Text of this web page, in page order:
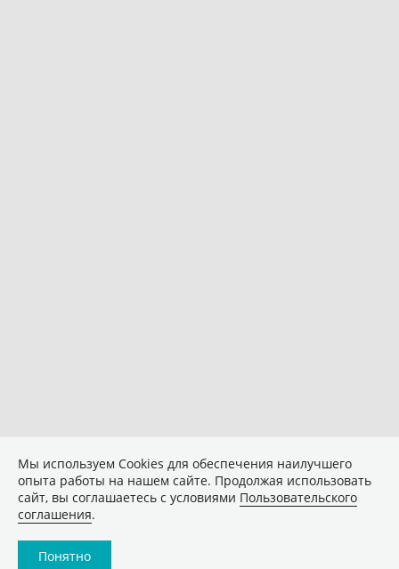
Мы используем Сookies для обеспечения наилучшего
опыта работы на нашем сайте. Продолжая использовать
сайт, вы соглашаетесь с условиями Пользовательского
соглашения.
Понятно